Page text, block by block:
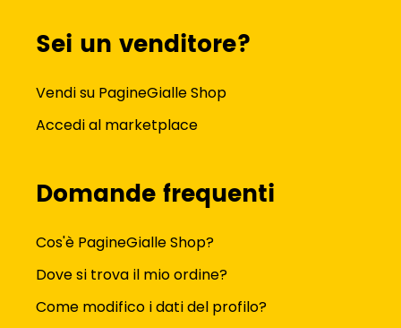
Sei un venditore?
Vendi su PagineGialle Shop
Accedi al marketplace
Domande frequenti
Cos'è PagineGialle Shop?
Dove si trova il mio ordine?
Come modifico i dati del profilo?